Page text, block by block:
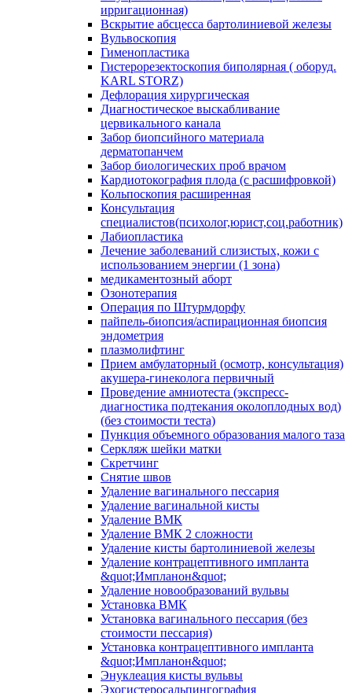
ирригационная)
Вскрытие абсцесса бартолиниевой железы
Вульвоскопия
Гименопластика
Гистерорезектоскопия биполярная ( оборуд.
KARL STORZ)
Дефлорация хирургическая
Диагностическое выскабливание
цервикального канала
Забор биопсийного материала
дерматопанчем
Забор биологических проб врачом
Кардиотокография плода (с расшифровкой)
Кольпоскопия расширенная
Консультация
специалистов(психолог,юрист,соц.работник)
Лабиопластика
Лечение заболеваний слизистых, кожи с
использованием энергии (1 зона)
медикаментозный аборт
Озонотерапия
Операция по Штурмдорфу
пайпель-биопсия/аспирационная биопсия
эндометрия
плазмолифтинг
Прием амбулаторный (осмотр, консультация)
акушера-гинеколога первичный
Проведение амниотеста (экспресс-
диагностика подтекания околоплодных вод)
(без стоимости теста)
Пункция объемного образования малого таза
Серкляж шейки матки
Скретчинг
Снятие швов
Удаление вагинального пессария
Удаление вагинальной кисты
Удаление ВМК
Удаление ВМК 2 сложности
Удаление кисты бартолиниевой железы
Удаление контрацептивного импланта
&quot;Импланон&quot;
Удаление новообразований вульвы
Установка ВМК
Установка вагинального пессария (без
стоимости пессария)
Установка контрацептивного импланта
&quot;Импланон&quot;
Энуклеация кисты вульвы
Эхогистеросальпингография